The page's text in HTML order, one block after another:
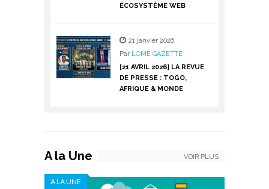
ÉCOSYSTÈME WEB
21 janvier 2026 ,
Par LOME GAZETTE
[21 AVRIL 2026] LA REVUE
DE PRESSE : TOGO,
AFRIQUE & MONDE
A la Une
A LA UNE
VOIR PLUS